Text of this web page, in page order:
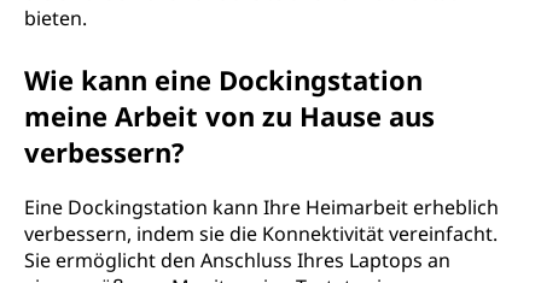
bieten.
Wie kann eine Dockingstation
meine Arbeit von zu Hause aus
verbessern?
Eine Dockingstation kann Ihre Heimarbeit erheblich
verbessern, indem sie die Konnektivität vereinfacht.
Sie ermöglicht den Anschluss Ihres Laptops an